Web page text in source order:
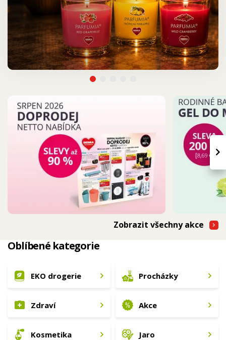
›
Zobrazit všechny akce
Oblíbené kategorie
EKO drogerie
Zdraví
Kosmetika
Procházky
Akce
Jaro